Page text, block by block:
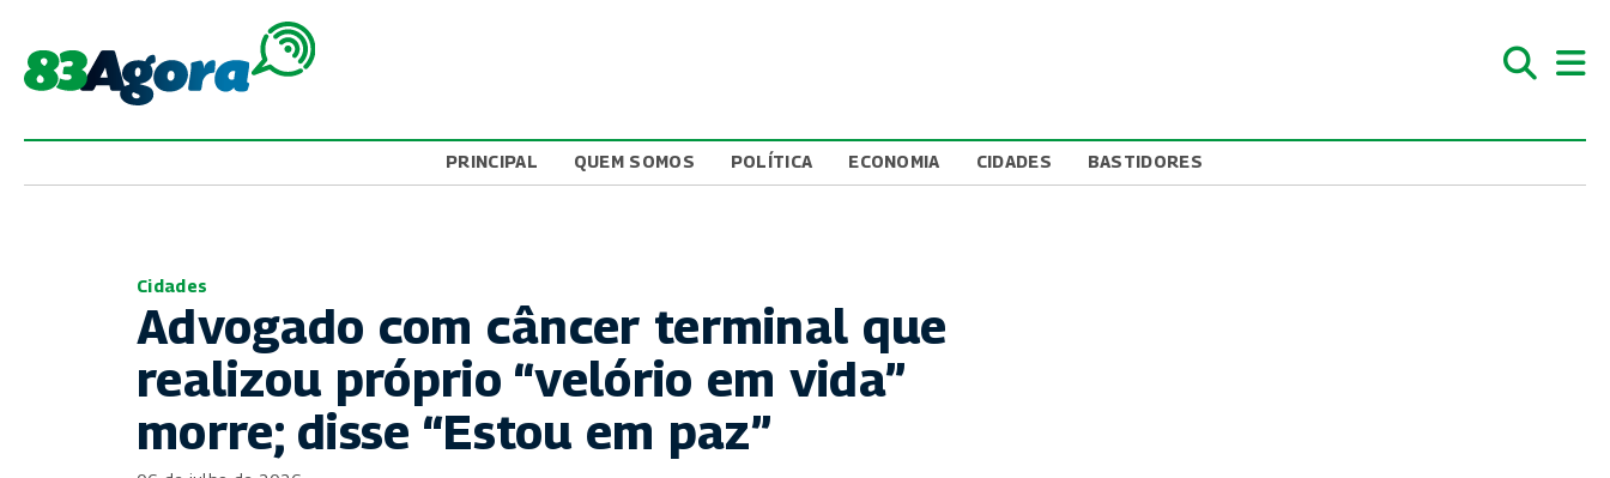
PRINCIPAL QUEM SOMOS POLÍTICA ECONOMIA CIDADES BASTIDORES
Cidades
Advogado com câncer terminal que
realizou próprio “velório em vida”
morre; disse “Estou em paz”